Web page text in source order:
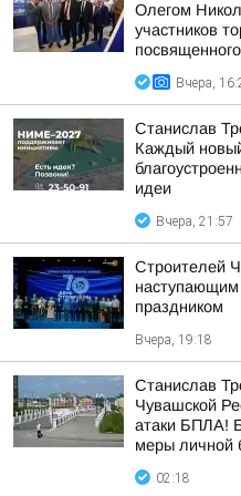
Олегом
участников
Вчера,
Станислав
Каждый
идеи
Вчера, 21:57
Строителей
праздником
Вчера, 19:18
Станислав
Чувашской
атаки БПЛА!
меры личной
02:18